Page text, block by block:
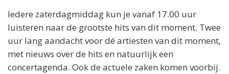
Iedere zaterdagmiddag kun je vanaf 17.00 uur
luisteren naar de grootste hits van dit moment. Twee
uur lang aandacht voor dé artiesten van dit moment,
met nieuws over de hits en natuurlijk een
concertagenda. Ook de actuele zaken komen voorbij.